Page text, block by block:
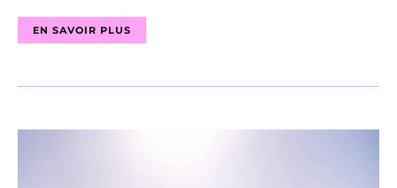
EN SAVOIR PLUS